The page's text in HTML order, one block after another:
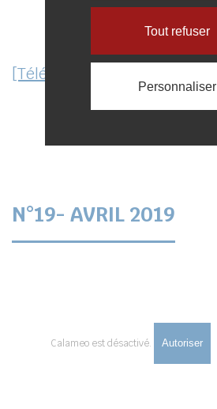
[Téléchargez]
N°19- AVRIL 2019
Calameo est désactivé. Autoriser
Tout refuser
Personnaliser